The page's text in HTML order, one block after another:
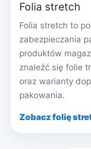
Folia stretch
Folia stretch to
zabezpieczania
produktów
znaleźć się folie
oraz warianty
pakowania.
Zobacz folię